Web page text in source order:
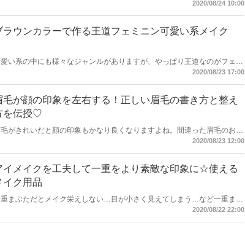
すし・・・ 私も切った後たまに後悔してしまいます。 今回は、髪の毛
2020/08/24 10:00
ラウンカラーで作る王道フェミニン可愛い系メイク
い系の中にも様々なジャンルがありますが、やっぱり王道なのがフェミ
可愛い系。そんなみんなの憧れ、王道フェミニン可愛い系メイクをご紹
2020/08/23 17:00
毛が顔の印象を左右する！正しい眉毛の書き方と整え
を伝授♡
がきれいだと顔の印象もかなり良くなりますよね。間違った眉毛のお手
方法は絶対NG。きれいな眉毛に近づくお手入れ方法を今回は紹介しま
2020/08/23 12:00
イメイクを工夫して一重をより素敵な印象に☆使える
イク用品
まぶただとメイク栄えしない…目が小さく見えてしまう…など一重まぶ
ついて悩んでいる女子が多いようです。しかし、アイメイクを少し工夫
2020/08/22 22:00